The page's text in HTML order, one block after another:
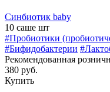
Синбиотик baby
10 саше шт
#Пробиотики
#Бифидобактерии
Рекомендованная
380 руб.
Купить